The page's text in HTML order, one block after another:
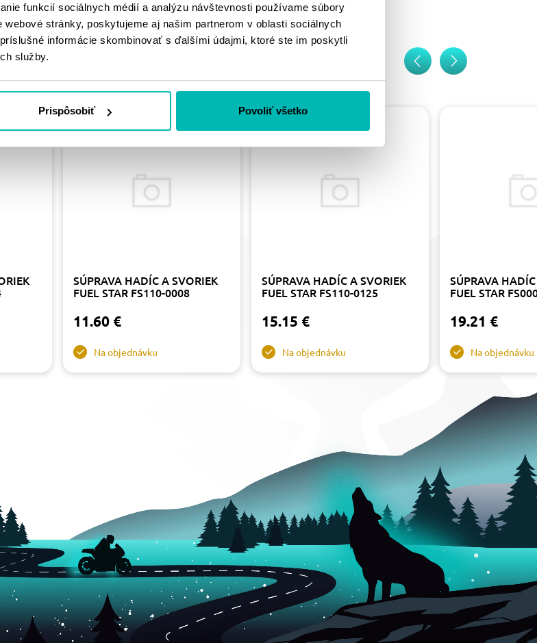
funkcií sociálnych médií a analýzu návštevnosti používame súbory
stránky, poskytujeme aj našim partnerom v oblasti sociálnych
informácie skombinovať s ďalšími údajmi, ktoré ste im poskytli
služby.
Prispôsobiť Povoliť všetko
PODOBNÉ
SÚPRAVA HADÍC A SVORIEK
FUEL STAR FS110-0008
11.60 €
Na objednávku
SÚPRAVA HADÍC A SVORIEK
FUEL STAR FS110-0125
15.15 €
Na objednávku
SÚPRAVA
FUEL STAR
19.21 €
Na objednávku